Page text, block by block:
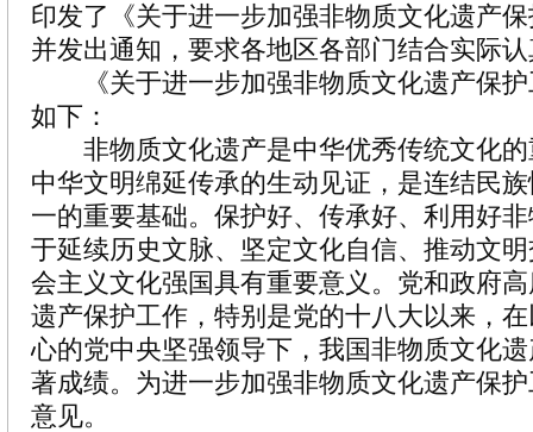
印发了《关于进一步加强非物质文化遗产
并发出通知，要求各地区各部门结合实际
《关于进一步加强非物质文化遗产保护
如下：
非物质文化遗产是中华优秀传统文化的
中华文明绵延传承的生动见证，是连结民
一的重要基础。保护好、传承好、利用好
于延续历史文脉、坚定文化自信、推动文
会主义文化强国具有重要意义。党和政府
遗产保护工作，特别是党的十八大以来，
心的党中央坚强领导下，我国非物质文化
著成绩。为进一步加强非物质文化遗产保
意见。